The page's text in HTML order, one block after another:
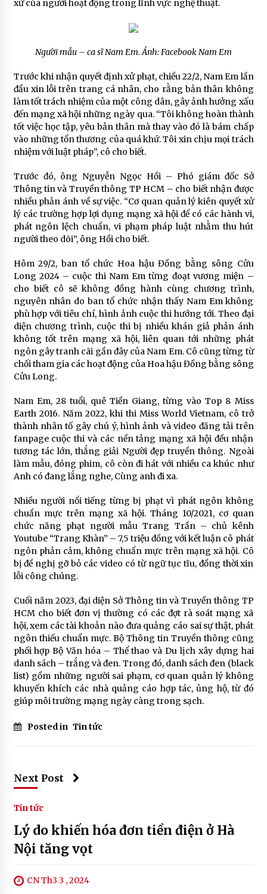
xử của người hoạt động trong lĩnh vực nghệ thuật.
Người mẫu – ca sĩ Nam Em. Ảnh: Facebook Nam Em
Trước khi nhận quyết định xử phạt, chiều 22/2, Nam Em lần
đầu xin lỗi trên trang cá nhân, cho rằng bản thân không
làm tốt trách nhiệm của một công dân, gây ảnh hưởng xấu
đến mạng xã hội những ngày qua. “Tôi không hoàn thành
tốt việc học tập, yêu bản thân mà thay vào đó là bám chấp
vào những tổn thương của quá khứ. Tôi xin chịu mọi trách
nhiệm với luật pháp”, cô cho biết.
Trước đó, ông Nguyễn Ngọc Hồi – Phó giám đốc Sở
Thông tin và Truyền thông TP HCM – cho biết nhận được
nhiều phản ánh về sự việc. “Cơ quan quản lý kiên quyết xử
lý các trường hợp lợi dụng mạng xã hội để có các hành vi,
phát ngôn lệch chuẩn, vi phạm pháp luật nhằm thu hút
người theo dõi”, ông Hồi cho biết.
Hôm 29/2, ban tổ chức Hoa hậu Đồng bằng sông Cửu
Long 2024 – cuộc thi Nam Em từng đoạt vương miện –
cho biết cô sẽ không đồng hành cùng chương trình,
nguyên nhân do ban tổ chức nhận thấy Nam Em không
phù hợp với tiêu chí, hình ảnh cuộc thi hướng tới. Theo đại
diện chương trình, cuộc thi bị nhiều khán giả phản ánh
không tốt trên mạng xã hội, liên quan tới những phát
ngôn gây tranh cãi gần đây của Nam Em. Cô cũng từng từ
chối tham gia các hoạt động của Hoa hậu Đồng bằng sông
Cửu Long.
Nam Em, 28 tuổi, quê Tiền Giang, từng vào Top 8 Miss
Earth 2016. Năm 2022, khi thi Miss World Vietnam, cô trở
thành nhân tố gây chú ý, hình ảnh và video đăng tải trên
fanpage cuộc thi và các nền tảng mạng xã hội đều nhận
tương tác lớn, thắng giải Người đẹp truyền thông. Ngoài
làm mẫu, đóng phim, cô còn đi hát với nhiều ca khúc như
Anh có đang lắng nghe, Cùng anh đi xa.
Nhiều người nổi tiếng từng bị phạt vì phát ngôn không
chuẩn mực trên mạng xã hội. Tháng 10/2021, cơ quan
chức năng phạt người mẫu Trang Trần – chủ kênh
Youtube “Trang Khàn” – 7,5 triệu đồng với kết luận cô phát
ngôn phản cảm, không chuẩn mực trên mạng xã hội. Cô
bị đề nghị gỡ bỏ các video có từ ngữ tục tĩu, đồng thời xin
lỗi công chúng.
Cuối năm 2023, đại diện Sở Thông tin và Truyền thông TP
HCM cho biết đơn vị thường có các đợt rà soát mạng xã
hội, xem các tài khoản nào đưa quảng cáo sai sự thật, phát
ngôn thiếu chuẩn mực. Bộ Thông tin Truyền thông cũng
phối hợp Bộ Văn hóa – Thể thao và Du lịch xây dựng hai
danh sách – trắng và đen. Trong đó, danh sách đen (black
list) gồm những người sai phạm, cơ quan quản lý không
khuyến khích các nhà quảng cáo hợp tác, ủng hộ, từ đó
giúp môi trường mạng ngày càng trong sạch.
Posted in Tin tức
Next Post
Tin tức
Lý do khiến hóa đơn tiền điện ở Hà
Nội tăng vọt
CN Th3 3 , 2024